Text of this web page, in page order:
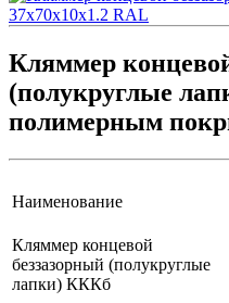
Кляммер
(полукруглые
полимерным
Наименование
Кляммер концевой
беззазорный (полукруглые
лапки) КККб